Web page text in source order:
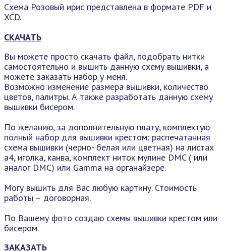
Схема Розовый ирис представлена в формате PDF и
XCD.
СКАЧАТЬ
Вы можете просто скачать файл, подобрать нитки
самостоятельно и вышить данную схему вышивки, а
можете заказать набор у меня.
Возможно изменение размера вышивки, количество
цветов, палитры. А также разработать данную схему
вышивки бисером.
По желанию, за дополнительную плату, комплектую
полный набор для вышивки крестом: распечатанная
схема вышивки (черно- белая или цветная) на листах
а4, иголка, канва, комплект ниток мулине DMC ( или
аналог DMC) или Gamma на органайзере.
Могу вышить для Вас любую картину. Стоимость
работы – договорная.
По Вашему фото создаю схемы вышивки крестом или
бисером.
ЗАКАЗАТЬ